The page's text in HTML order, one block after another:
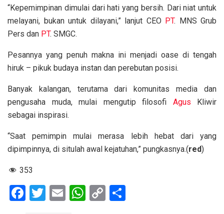
“Kepemimpinan dimulai dari hati yang bersih. Dari niat untuk
melayani, bukan untuk dilayani,” lanjut CEO PT. MNS Grub
Pers dan PT. SMGC.
Pesannya yang penuh makna ini menjadi oase di tengah
hiruk – pikuk budaya instan dan perebutan posisi.
Banyak kalangan, terutama dari komunitas media dan
pengusaha muda, mulai mengutip filosofi Agus Kliwir
sebagai inspirasi.
“Saat pemimpin mulai merasa lebih hebat dari yang
dipimpinnya, di situlah awal kejatuhan,” pungkasnya.(red)
353
F
T
E
W
C